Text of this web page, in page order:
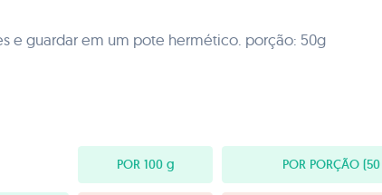
e guardar em um pote hermético. porção: 50g
POR 100 g POR PORÇÃO